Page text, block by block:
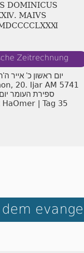
DOMINICUS
MAIVS
Zeitrechnung
יום ראשון כ' אייר
20. Ijar AM 5741
ספירת העומר יום
| Tag 35
dem